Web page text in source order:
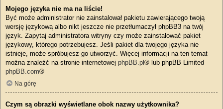
Mojego języka nie ma na liście!
Być może administrator nie zainstalował pakietu zawierającego twoją
wersję językową albo nikt jeszcze nie przetłumaczył phpBB3 na twój
język. Zapytaj administratora witryny czy może zainstalować pakiet
językowy, którego potrzebujesz. Jeśli pakiet dla twojego języka nie
istnieje, może spróbujesz go utworzyć. Więcej informacji na ten temat
można znaleźć na stronie internetowej phpBB.pl ® lub phpBB Limited
phpBB.com®
Na górę
Czym są obrazki wyświetlane obok nazwy użytkownika?